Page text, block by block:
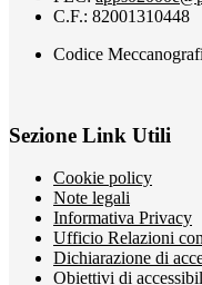
C.F.: 82001310448
Codice
Sezione Link Utili
Cookie policy
Note legali
Informativa Privacy
Ufficio Relazioni
Dichiarazione di
Obiettivi di